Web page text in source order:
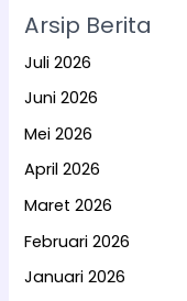
Arsip Berita
Juli 2026
Juni 2026
Mei 2026
April 2026
Maret 2026
Februari 2026
Januari 2026